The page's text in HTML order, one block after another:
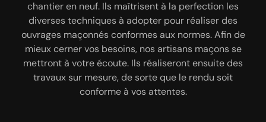
chantier en neuf. Ils maîtrisent à la perfection les
diverses techniques à adopter pour réaliser des
ouvrages maçonnés conformes aux normes. Afin de
mieux cerner vos besoins, nos artisans maçons se
mettront à votre écoute. Ils réaliseront ensuite des
travaux sur mesure, de sorte que le rendu soit
conforme à vos attentes.
la méthode la plus adaptée pour réparer vos
marches d’escalier comme il se doit. Mais pour
pouvoir constater les dégâts et évaluer l’ampleur
de l’intervention à faire, notre équipe
diagnostiquera d’abord l’état de l’escalier. C’est
une étape incontournable pour réussir la mission.
rendre le sol rectiligne et sans défaut. Il existe trois
manières de réaliser une chape, à choisir selon vos
convenances. Il s’agit de la chape traditionnelle, de
la chape liquide et de la chape sèche. Nos artisans
sont là pour vous aider à choisir, si vous avez
besoin de conseil.